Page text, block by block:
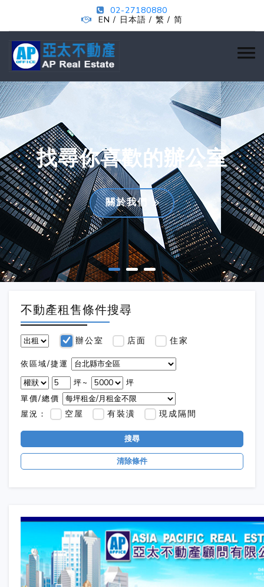
02-27180880
EN / 日本語 / 繁 / 简
找尋你喜歡的辦公室
關於我們
不動產租售條件搜尋
辦公室 店面 住家
依區域/捷運
坪~
坪
單價/總價
屋況：
空屋 有裝潢 現成隔間
搜尋
清除條件